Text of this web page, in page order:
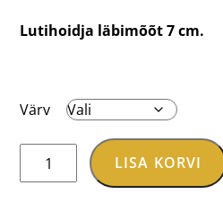
Lutihoidja läbimõõt 7 cm.
Värv
Jollein
Silikoonist
LISA KORVI